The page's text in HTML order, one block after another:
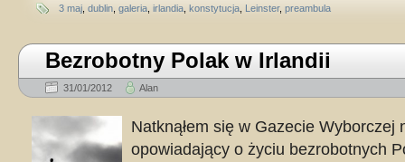
3 maj dublin galeria irlandia konstytucja Leinster, preambula
Bezrobotny Polak w Irlandii
31/01/2012 Alan
Natknąłem się w Gazecie Wyborczej
opowiadający o życiu bezrobotnych